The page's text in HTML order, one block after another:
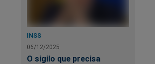
INSS
06/12/2025
O sigilo que precisa